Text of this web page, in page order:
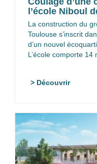
l’école Niboul
La construction du
Toulouse s’inscrit
d’un nouvel
L’école comporte 14
> Découvrir